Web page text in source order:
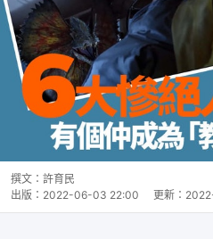
撰文： 許育民
出版： 2022-06-03 22:00 更新：